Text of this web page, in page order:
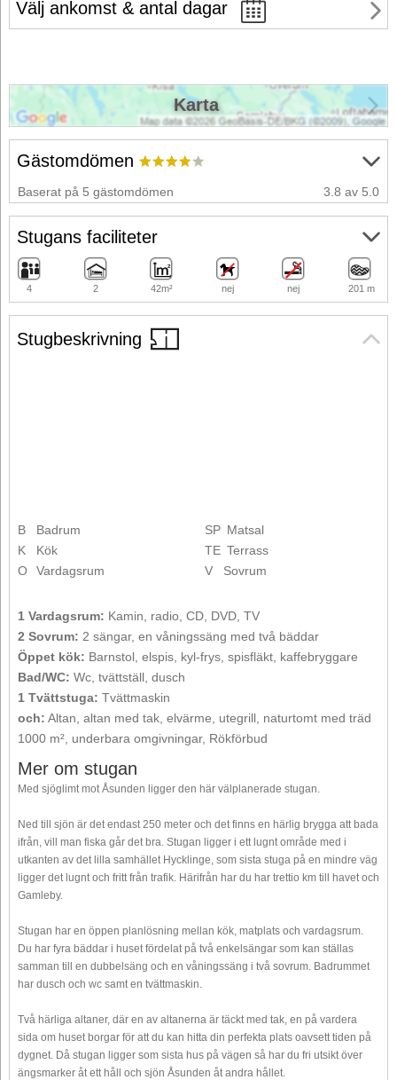
Välj ankomst & antal dagar
Stugbeskrivning
B
Badrum
K
Kök
O
Vardagsrum
SP Matsal
TE Terrass
V
Sovrum
1 Vardagsrum: Kamin, radio, CD, DVD, TV
2 Sovrum: 2 sängar, en våningssäng med två bäddar
Öppet kök: Barnstol, elspis, kyl-frys, spisfläkt, kaffebryggare
Bad/WC: Wc, tvättställ, dusch
1 Tvättstuga: Tvättmaskin
och: Altan, altan med tak, elvärme, utegrill, naturtomt med träd
1000 m², underbara omgivningar, Rökförbud
Mer om stugan
Med sjöglimt mot Åsunden ligger den här välplanerade stugan.
Ned till sjön är det endast 250 meter och det finns en härlig brygga att bada
ifrån, vill man fiska går det bra. Stugan ligger i ett lugnt område med i
utkanten av det lilla samhället Hycklinge, som sista stuga på en mindre väg
ligger det lugnt och fritt från trafik. Härifrån har du har trettio km till havet och
Gamleby.
Stugan har en öppen planlösning mellan kök, matplats och vardagsrum.
Du har fyra bäddar i huset fördelat på två enkelsängar som kan ställas
samman till en dubbelsäng och en våningssäng i två sovrum. Badrummet
har dusch och wc samt en tvättmaskin.
Två härliga altaner, där en av altanerna är täckt med tak, en på vardera
sida om huset borgar för att du kan hitta din perfekta plats oavsett tiden på
dygnet. Då stugan ligger som sista hus på vägen så har du fri utsikt över
ängsmarker åt ett håll och sjön Åsunden åt andra hållet.
Gästomdömen
Baserat på 5 gästomdömen 3.8 av 5.0
Stugans faciliteter
4 2 42m² nej nej 201 m
Karta